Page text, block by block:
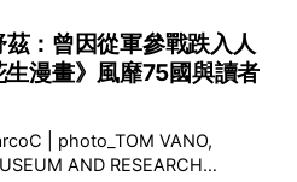
，不過仍有不少人慕名而來。
千平方米，樓高五層和設有兩
匠專家，還匯聚LESAGE（刺
）、MASSARO（鞋履）、
LOGNON（皺褶）、
（金工）等多個傳統與
有的時尚遺產提供更長遠發展。
的發展從不受任何事情或因素影
情下仍有不少文藝之地誕生，現
：
人博物館BOURSE DE
，與鄰近羅浮宮和龐畢
：曾因從軍參戰跌入人
漫畫》風靡75國與讀者
| photo_TOM VANO,
AND RESEARCH